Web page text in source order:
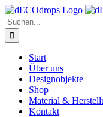
Zum
Inhalt
springen
Suche
nach:
Start
Über uns
Designobjekte
Shop
Material &
Kontakt